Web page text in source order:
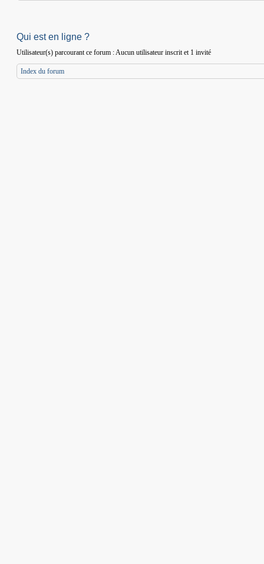
Qui est en ligne ?
Utilisateur(s) parcourant ce forum : Aucun utilisateur inscrit et 1 invité
Index du forum